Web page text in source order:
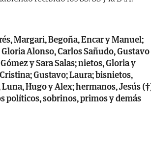
Margari, Begoña, Encar y Manuel;
Alonso, Carlos Sañudo, Gustavo
y Sara Salas; nietos, Gloria y
Gustavo; Laura; bisnietos,
Hugo y Alex; hermanos, Jesús
políticos, sobrinos, primos y demás